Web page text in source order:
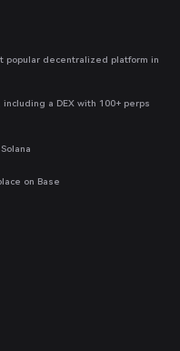
popular decentralized platform in
a DEX with 100+ perps
on Base